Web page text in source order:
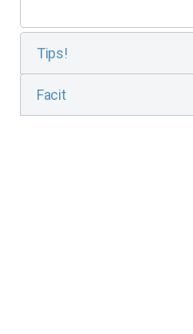
Tips!
Facit